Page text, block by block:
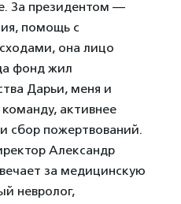
За президентом —
помощь с
она лицо
фонд жил
Дарьи, меня и
активнее
сбор пожертвований.
Александр
за медицинскую
невролог,